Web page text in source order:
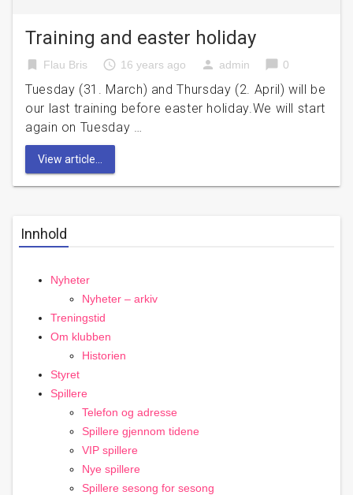
Training and easter holiday
bookmark Flau Bris access_time 16 years ago person admin chat_bubble 0
Tuesday (31. March) and Thursday (2. April) will be
our last training before easter holiday.We will start
again on Tuesday …
View article...
Innhold
Nyheter
Nyheter – arkiv
Treningstid
Om klubben
Historien
Styret
Spillere
Telefon og adresse
Spillere gjennom tidene
VIP spillere
Nye spillere
Spillere sesong for sesong